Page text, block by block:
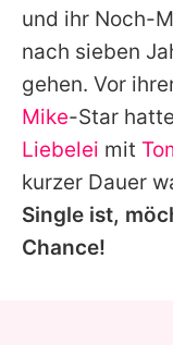
und ihr Noch-
nach sieben
gehen. Vor
Mike-Star
Liebelei mit
kurzer Dauer
Single ist,
Chance!